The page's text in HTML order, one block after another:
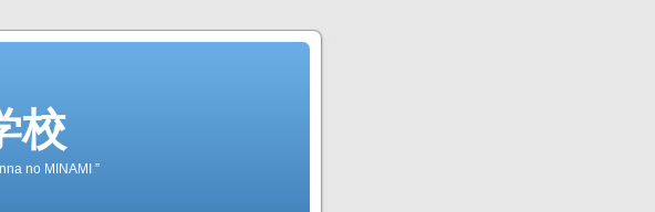
校
no MINAMI ”